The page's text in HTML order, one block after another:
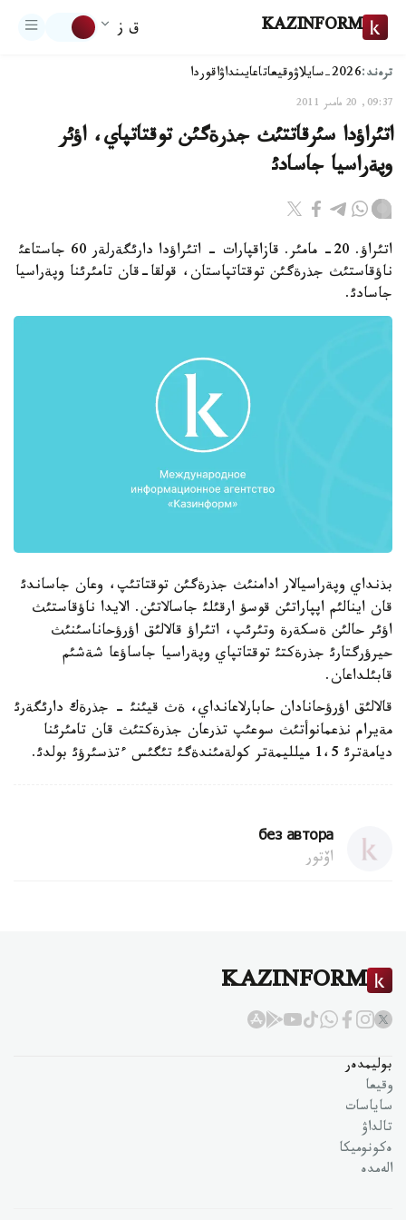
KAZINFORM ق ز
ترەند:2026-سايلاۋ وقيعاتاعايىنداۋاقوردا
09:37, 20 مامىر 2011
اتئراؤدا سئرقاتتئث جذرةگئن توقتاتپاي، اؤئر
وپةراسيا جاسادئ
اتئراؤ. 20- مامئر. قازاقپارات - اتئراؤدا دارئگةرلةر 60 جاستاعئ
ناؤقاستئث جذرةگئن توقتاتپاستان، قولقا-قان تامئرئنا وپةراسيا
جاسادئ.
بذنداي وپةراسيالار ادامنئث جذرةگئن توقتاتئپ، وعان جاساندئ
قان اينالئم اپپاراتئن قوسؤ ارقئلئ جاسالاتئن. الايدا ناؤقاستئث
اؤئر حالئن ةسكةرة وتئرئپ، اتئراؤ قالالئق اؤرؤحاناسئنئث
حيرؤرگتارئ جذرةكتئ توقتاتپاي وپةراسيا جاساؤعا شةشئم
قابئلداعان.
قالالئق اؤرؤحانادان حابارلاعانداي، ةث قيئنئ - جذرةك دارئگةرئ
مةيرام نذعمانوأتئث سوعئپ تذرعان جذرةكتئث قان تامئرئنا
ديامةترئ 1،5 ميلليمةتر كولةمئندةگئ تئگئس ءتذسئرؤئ بولدئ.
без автора
اۆتور
KAZINFORM
بوليمدەر
وقيعا
ساياسات
تالداۋ
ەكونوميكا
الەمدە